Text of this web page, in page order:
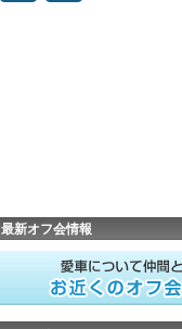
最新オフ会情報